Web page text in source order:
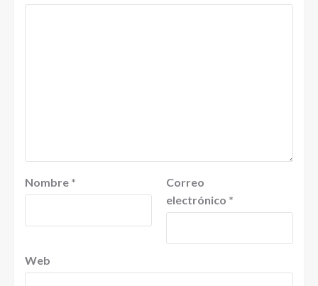
Nombre *
Correo
electrónico *
Web